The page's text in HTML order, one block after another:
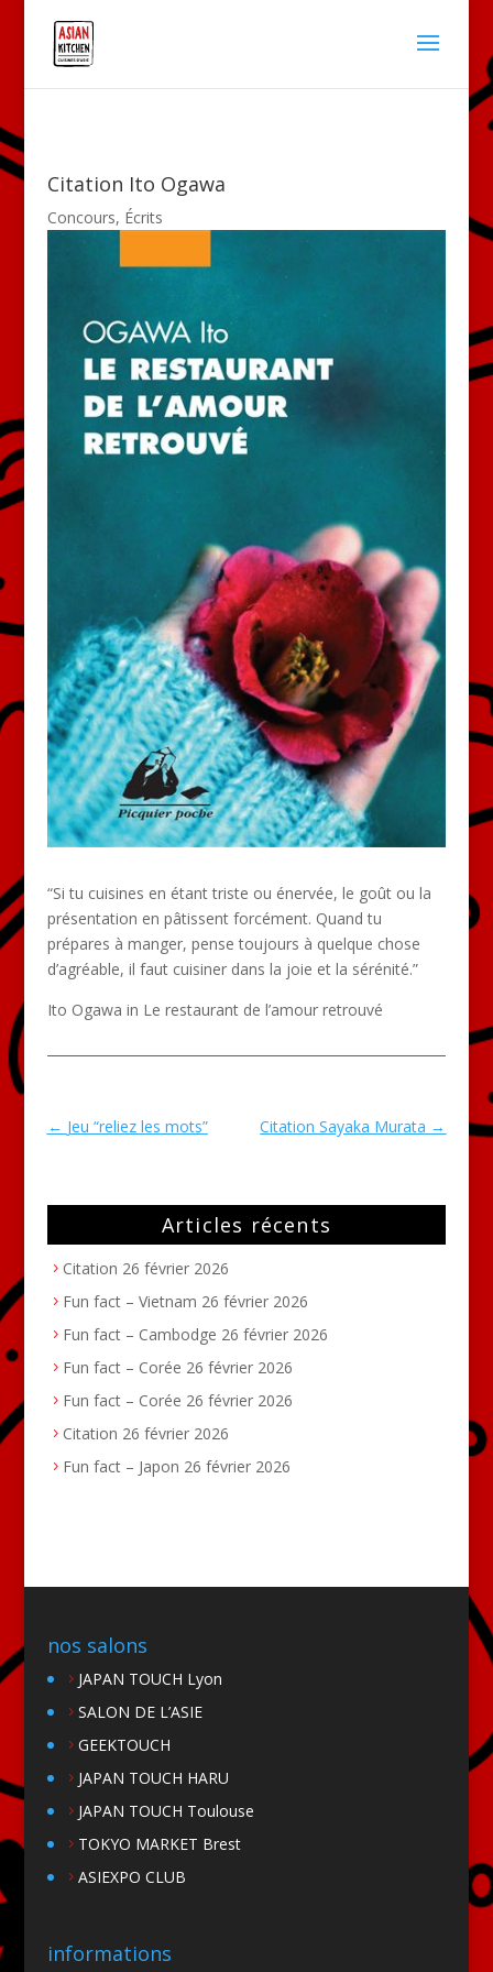
Citation Ito Ogawa
Concours, Écrits
“Si tu cuisines en étant triste ou énervée, le goût ou la
présentation en pâtissent forcément. Quand tu
prépares à manger, pense toujours à quelque chose
d’agréable, il faut cuisiner dans la joie et la sérénité.”
Ito Ogawa in Le restaurant de l’amour retrouvé
← Jeu “reliez les mots” Citation Sayaka Murata →
Articles récents
Citation 26 février 2026
Fun fact – Vietnam 26 février 2026
Fun fact – Cambodge 26 février 2026
Fun fact – Corée 26 février 2026
Fun fact – Corée 26 février 2026
Citation 26 février 2026
Fun fact – Japon 26 février 2026
nos salons
JAPAN TOUCH Lyon
SALON DE L’ASIE
GEEKTOUCH
JAPAN TOUCH HARU
JAPAN TOUCH Toulouse
TOKYO MARKET Brest
ASIEXPO CLUB
informations